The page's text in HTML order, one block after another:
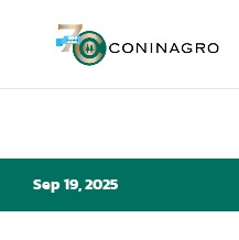
Sep 19, 2025